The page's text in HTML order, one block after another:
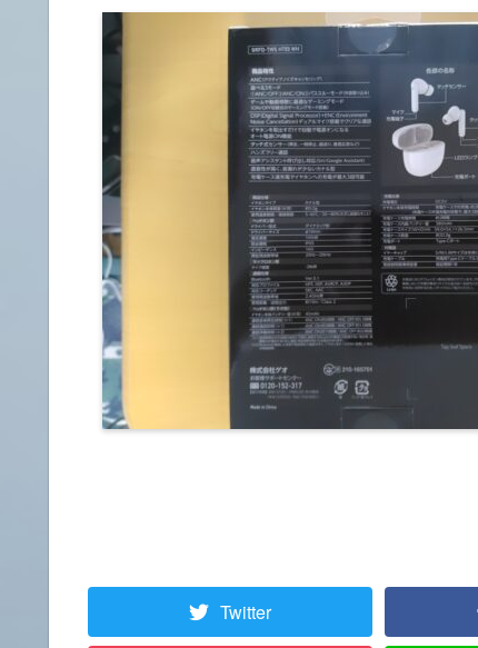
Twitter